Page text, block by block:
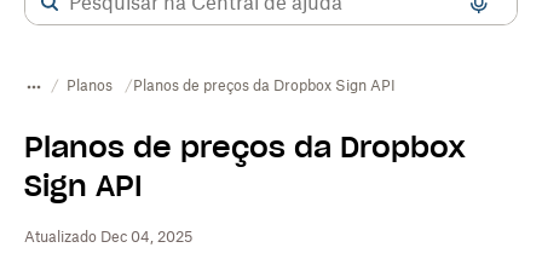
Planos Planos de preços da Dropbox Sign API
Planos de preços da Dropbox
Sign API
Atualizado Dec 04, 2025